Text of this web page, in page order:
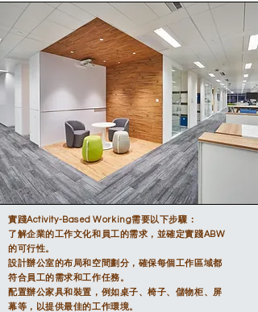
實踐Activity-Based Working需要以下步驟：
了解企業的工作文化和員工的需求，並確定實踐ABW
的可行性。
設計辦公室的布局和空間劃分，確保每個工作區域都
符合員工的需求和工作任務。
配置辦公家具和裝置，例如桌子、椅子、儲物柜、屏
幕等，以提供最佳的工作環境。